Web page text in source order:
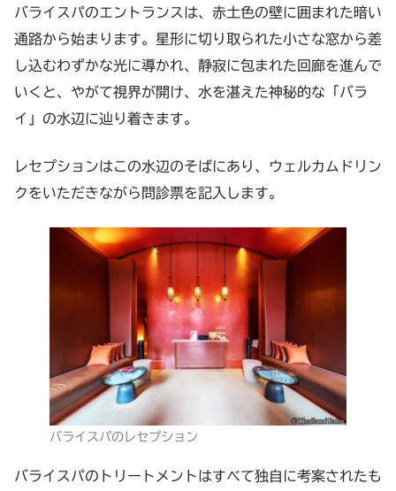
バライスパのエントランスは、赤土色の壁に囲まれた暗い
通路から始まります。星形に切り取られた小さな窓から差
し込むわずかな光に導かれ、静寂に包まれた回廊を進んで
いくと、やがて視界が開け、水を湛えた神秘的な「バラ
イ」の水辺に辿り着きます。
レセプションはこの水辺のそばにあり、ウェルカムドリン
クをいただきながら問診票を記入します。
バライスパのレセプション
バライスパのトリートメントはすべて独自に考案されたも